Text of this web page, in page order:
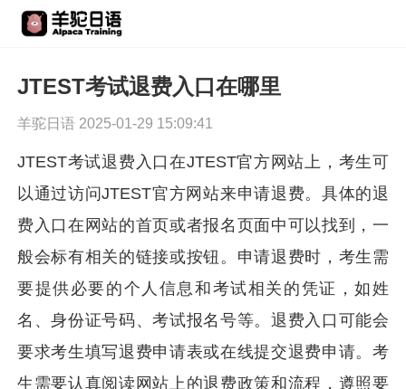
JTEST考试退费入口在哪里
羊驼日语 2025-01-29 15:09:41
JTEST考试退费入口在JTEST官方网站上，考生可
以通过访问JTEST官方网站来申请退费。具体的退
费入口在网站的首页或者报名页面中可以找到，一
般会标有相关的链接或按钮。申请退费时，考生需
要提供必要的个人信息和考试相关的凭证，如姓
名、身份证号码、考试报名号等。退费入口可能会
要求考生填写退费申请表或在线提交退费申请。考
生需要认真阅读网站上的退费政策和流程，遵照要